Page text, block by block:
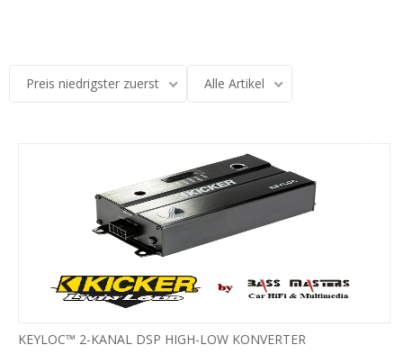
Preis niedrigster zuerst Alle Artikel
KEYLOC™ 2-KANAL DSP HIGH-LOW KONVERTER